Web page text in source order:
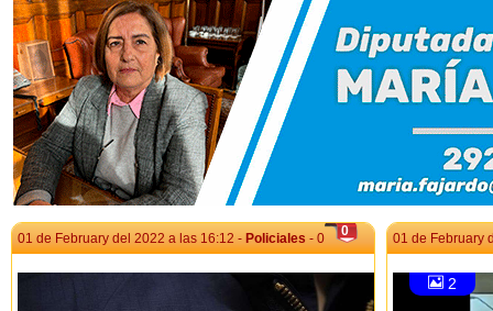
de Seccional 1a conjuntamente con personal de la
mencionada oficina ubican a un masculino en la vía
pública con sangrado a la altura de la cabeza. Se tramita
ambulan...
0
01 de February del 2022 a las 16:12 - Policiales - 0 01 de February
2